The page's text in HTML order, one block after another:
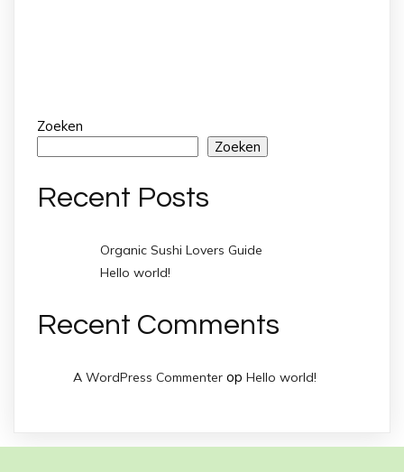
Zoeken
Zoeken
Recent Posts
Organic Sushi Lovers Guide
Hello world!
Recent Comments
A WordPress Commenter op Hello world!